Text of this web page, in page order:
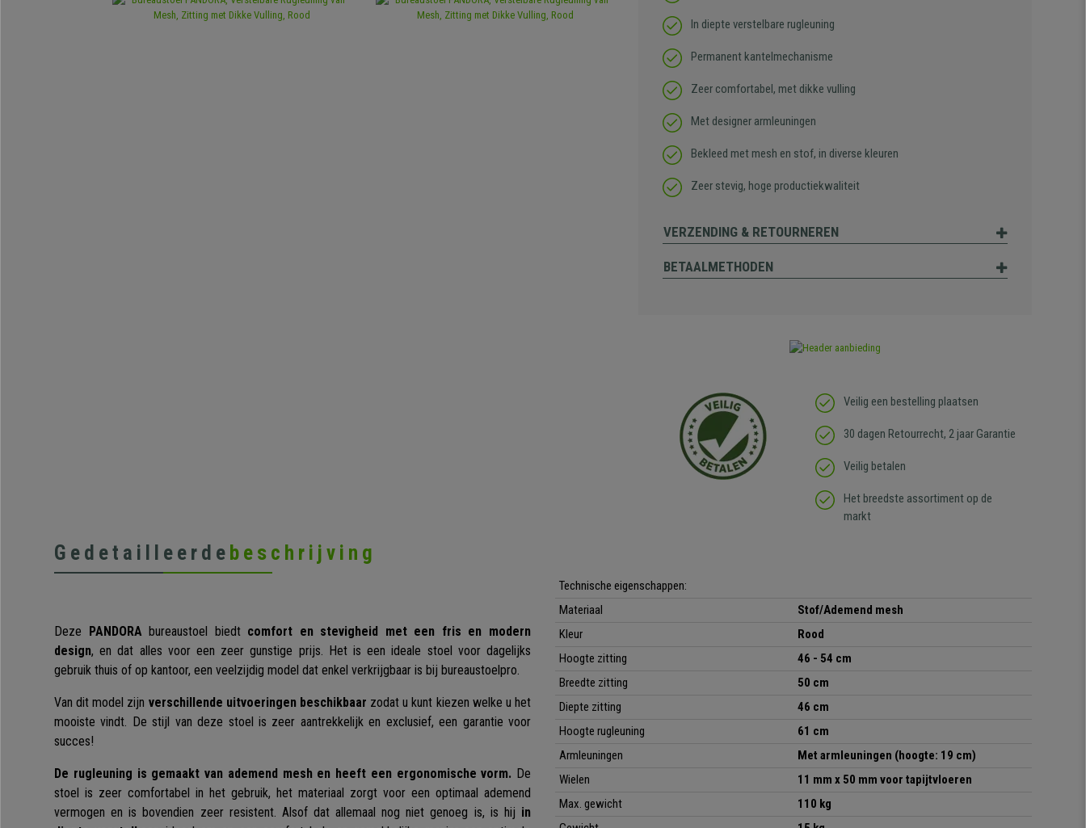
In diepte verstelbare rugleuning
Permanent kantelmechanisme
Zeer comfortabel, met dikke vulling
Met designer armleuningen
Bekleed met mesh en stof, in diverse kleuren
Zeer stevig, hoge productiekwaliteit
VERZENDING & RETOURNEREN
BETAALMETHODEN
Veilig een bestelling plaatsen
30 dagen Retourrecht, 2 jaar Garantie
Veilig betalen
Het breedste assortiment op de
markt
Gedetailleerde beschrijving
Deze PANDORAbureaustoel biedt comfort en stevigheid met een fris en modern
design, en dat alles voor een zeer gunstige prijs. Het is een ideale stoel voor dagelijks
gebruik thuis of op kantoor, een veelzijdig model dat enkel verkrijgbaar is bij bureaustoelpro.
Van dit model zijn verschillende uitvoeringen beschikbaar zodat u kunt kiezen welke u het
mooiste vindt. De stijl van deze stoel is zeer aantrekkelijk en exclusief, een garantie voor
succes!
De rugleuning is gemaakt van ademend mesh en heeft een ergonomische vorm. De
stoel is zeer comfortabel in het gebruik, het materiaal zorgt voor een optimaal ademend
vermogen en is bovendien zeer resistent. Alsof dat allemaal nog niet genoeg is, is hij in
Technische eigenschappen:
Materiaal
Stof/Ademend mesh
Kleur
Rood
Hoogte zitting
46 - 54 cm
Breedte zitting
50 cm
Diepte zitting
46 cm
Hoogte rugleuning
61 cm
Armleuningen
Met armleuningen (hoogte: 19 cm)
Wielen
11 mm x 50 mm voor tapijtvloeren
Max. gewicht
110 kg